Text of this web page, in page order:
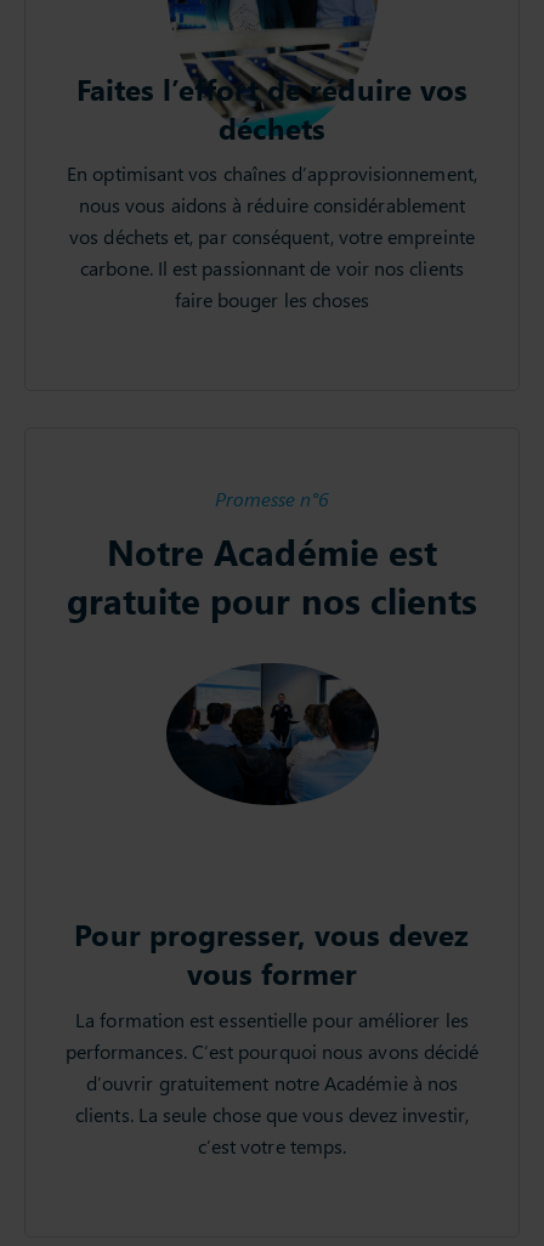
Faites l’effort de réduire vos
déchets
En optimisant vos chaînes d’approvisionnement,
nous vous aidons à réduire considérablement
vos déchets et, par conséquent, votre empreinte
carbone. Il est passionnant de voir nos clients
faire bouger les choses
Promesse n°6
Notre Académie est
gratuite pour nos clients
Pour progresser, vous devez
vous former
La formation est essentielle pour améliorer les
performances. C’est pourquoi nous avons décidé
d’ouvrir gratuitement notre Académie à nos
clients. La seule chose que vous devez investir,
c’est votre temps.